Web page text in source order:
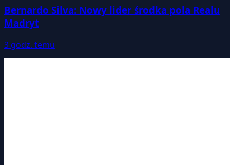
Bernardo Silva: Nowy lider środka pola Realu
Madryt
3 godz. temu